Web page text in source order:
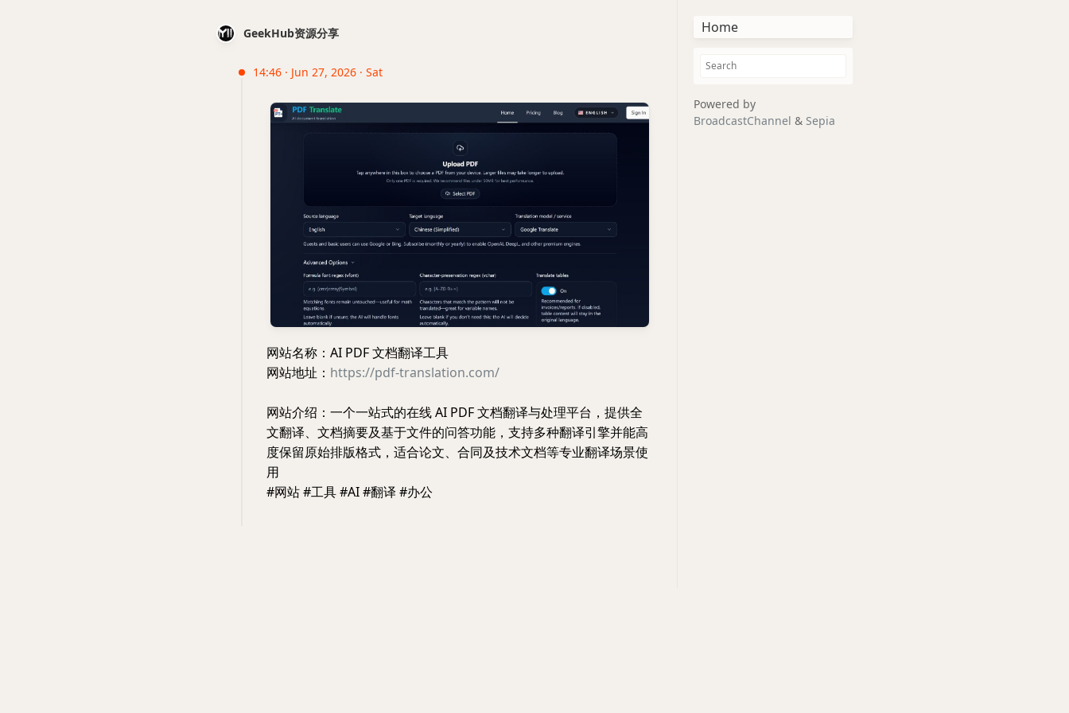
GeekHub资源分享
14:46 · Jun 27, 2026 · Sat
网站名称：AI PDF 文档翻译工具
网站地址： https://pdf-translation.com/
网站介绍：一个一站式的在线 AI PDF 文档翻译与处理平台，提供全
文翻译、文档摘要及基于文件的问答功能，支持多种翻译引擎并能高
度保留原始排版格式，适合论文、合同及技术文档等专业翻译场景使
用
#网站 #工具 #AI #翻译 #办公
Home
Powered by
BroadcastChannel & Sepia